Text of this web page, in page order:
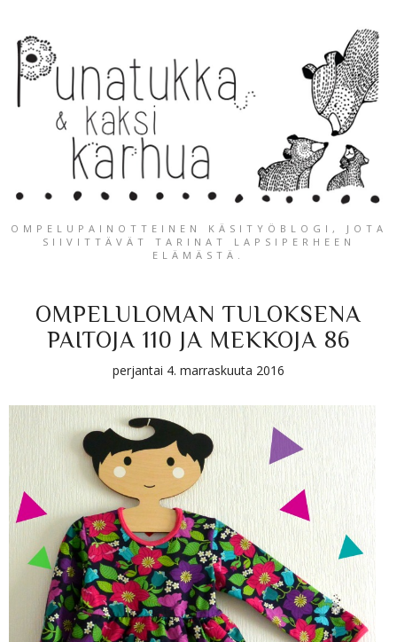
OMPELUPAINOTTEINEN KÄSITYÖBLOGI, JOTA
SIIVITTÄVÄT TARINAT LAPSIPERHEEN
ELÄMÄSTÄ.
OMPELULOMAN TULOKSENA
PAITOJA 110 JA MEKKOJA 86
perjantai 4. marraskuuta 2016